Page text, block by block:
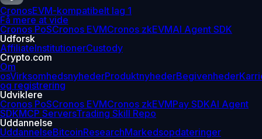
CronosEVM-kompatibelt lag 1
Få mere at vide
Cronos PoSCronos EVMCronos zkEVMAI Agent SDK
Udforsk
AffiliateInstitutionerCustody
Crypto.com
Om
osVirksomhedsnyhederProduktnyhederBegivenheder
og registrering
Udviklere
Cronos PoSCronos EVMCronos zkEVMPay SDKAI Agent
SDKMCP ServersTrading Skill Repo
Uddannelse
UddannelseBitcoinResearchMarkedsopdateringer